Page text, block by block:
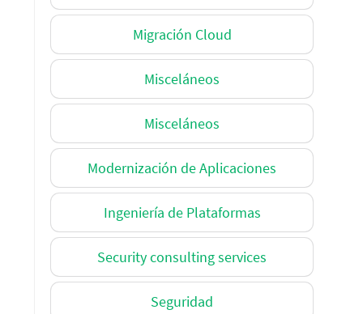
Migración Cloud
Misceláneos
Misceláneos
Modernización de Aplicaciones
Ingeniería de Plataformas
Security consulting services
Seguridad